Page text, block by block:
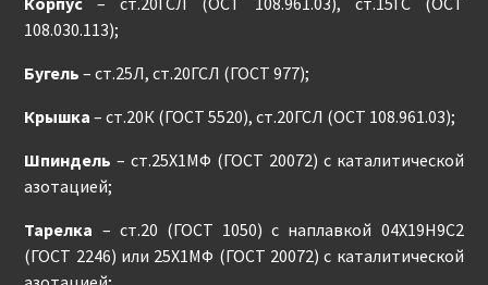
108.030.113);
Бугель – ст.25Л, ст.20ГСЛ (ГОСТ 977);
Крышка – ст.20К (ГОСТ 5520), ст.20ГСЛ (ОСТ 108.961.03);
Шпиндель – ст.25Х1МФ (ГОСТ 20072) с каталитической
азотацией;
Тарелка – ст.20 (ГОСТ 1050) с наплавкой 04Х19Н9С2
(ГОСТ 2246) или 25Х1МФ (ГОСТ 20072) с каталитической